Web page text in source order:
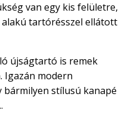
van egy kis felületre,
tartórésszel ellátott
újságtartó is remek
Igazán modern
stílusú kanapé